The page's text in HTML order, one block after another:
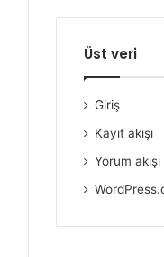
Üst veri
Giriş
Kayıt akışı
Yorum akışı